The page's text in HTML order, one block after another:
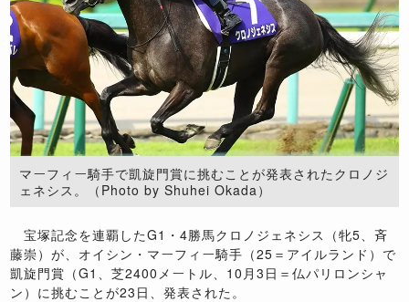
マーフィー騎手で凱旋門賞に挑むことが発表されたクロノジ
ェネシス。（Photo by Shuhei Okada）
宝塚記念を連覇したG1・4勝馬クロノジェネシス（牝5、斉
藤崇）が、オイシン・マーフィー騎手（25＝アイルランド）で
凱旋門賞（G1、芝2400メートル、10月3日＝仏パリロンシャ
ン）に挑むことが23日、発表された。